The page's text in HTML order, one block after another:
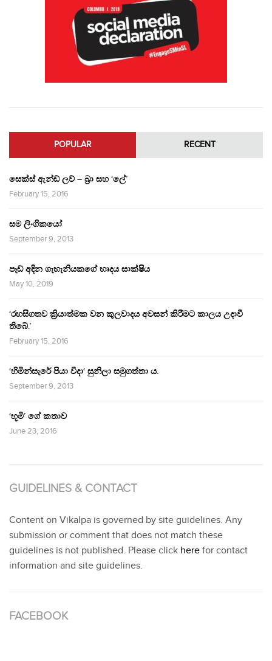
POPULAR RECENT
සෙක්ස් ඇන්ඩ් ලව් – බ්‍රා සහ ‘ලේ’
February 15, 2016
සම ලිංගිකයෝ
September 9, 2013
පෑඩ් අඳින ගැහැනියකගේ හෘදය සාක්ෂිය
May 10, 2019
‘රහසිගතව ක්‍රියාත්මක වන කුලවාදය අවසන් කිරීමට කාලය උදාවී
තිබේ.’
February 15, 2016
‘හිමින්සැරේ පියා විදා‘ සුනිලා සමුගත්තා ය.
September 9, 2013
‘භූමි’ ගේ කතාව
June 23, 2016
GUIDELINES & CONTACT
Content on Vikalpa is governed by site guidelines. Any
submission or comment that does not match these
guidelines is not published. Please click here for contact
information and site guidelines.
FACEBOOK